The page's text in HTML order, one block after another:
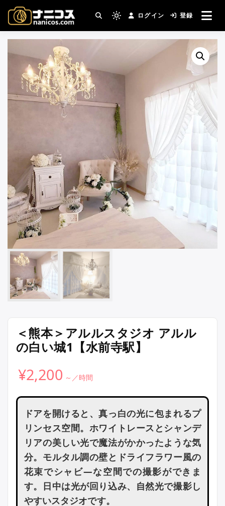
テ
ツ
キ
nanicos－コスプレイヤ
ーさんとカメラマンさん
がつながるコスプレ撮影
サイト
撮影場所・スタジオがすぐ見つかる。コスプ
レ撮影主催者の強い味方！
Light
mode
switch
ログイン 登録
＜熊本＞アルルスタジオ アルル
の白い城1【水前寺駅】
¥2,200
ドアを開けると、真っ白の光に包まれるプ
リンセス空間。ホワイトレースとシャンデ
リアの美しい光で魔法がかかったような気
分。モルタル調の壁とドライフラワー風の
花束でシャビ―な空間での撮影ができま
す。日中は光が回り込み、自然光で撮影し
やすいスタジオです。